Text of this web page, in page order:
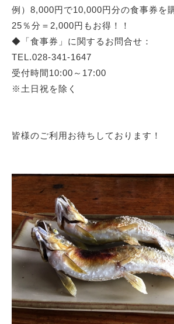
例）8,000円で10,000円分の食事券を
25％分＝2,000円もお得！！
◆「食事券」に関するお問合せ：
TEL.028-341-1647
受付時間10:00～17:00
※土日祝を除く
皆様のご利用お待ちしております！